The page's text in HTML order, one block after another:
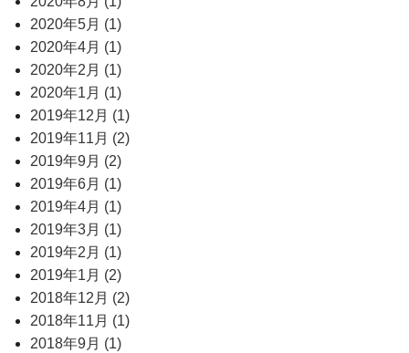
2020年5月 (1)
2020年4月 (1)
2020年2月 (1)
2020年1月 (1)
2019年12月 (1)
2019年11月 (2)
2019年9月 (2)
2019年6月 (1)
2019年4月 (1)
2019年3月 (1)
2019年2月 (1)
2019年1月 (2)
2018年12月 (2)
2018年11月 (1)
2018年9月 (1)